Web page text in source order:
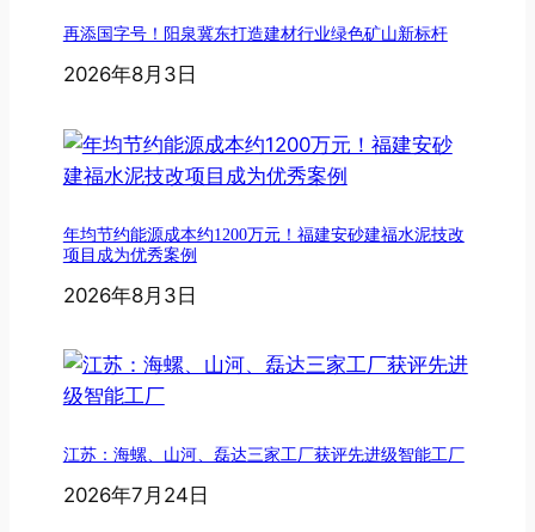
再添国字号！阳泉冀东打造建材行业绿色矿山新标杆
2026年8月3日
年均节约能源成本约1200万元！福建安砂建福水泥技改
项目成为优秀案例
2026年8月3日
江苏：海螺、山河、磊达三家工厂获评先进级智能工厂
2026年7月24日